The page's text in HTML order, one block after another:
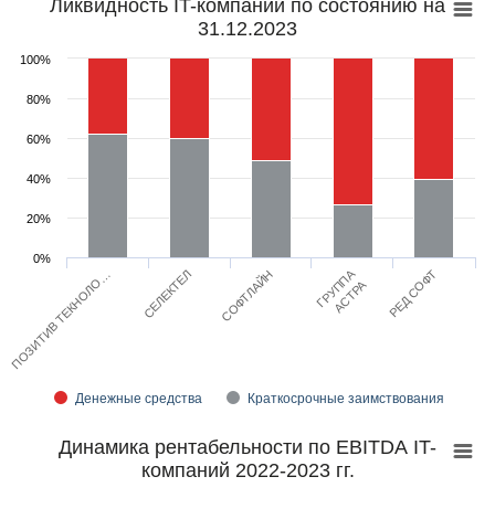
Ликвидность IT-компаний по состоянию на
31.12.2023
Денежные средства Краткосрочные заимствования
ПОЗИТИВ ТЕКНОЛО… СЕЛЕКТЕЛ СОФТЛАЙН ГРУППА
АСТРА РЕД СОФТ
0%
20%
40%
60%
80%
100%
Динамика рентабельности по EBITDA IT-
компаний 2022-2023 гг.